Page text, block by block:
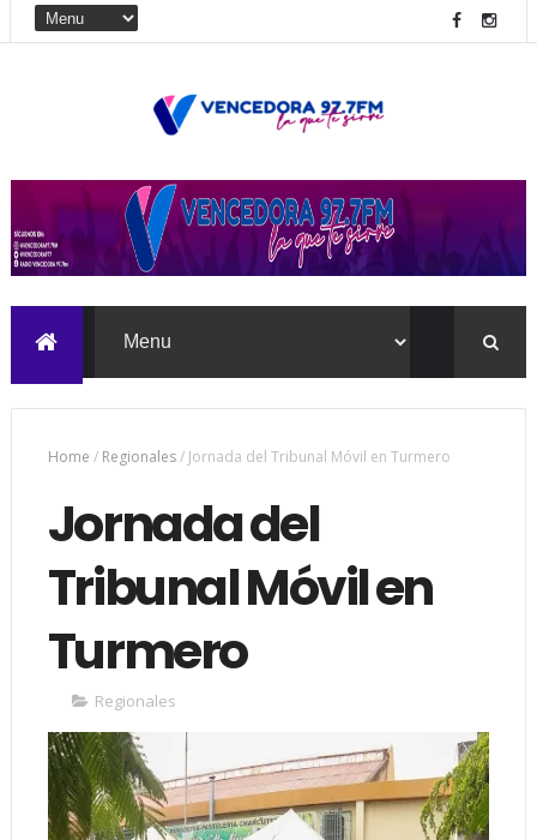
Home / Regionales/ Jornada del Tribunal Móvil en Turmero
Jornada del
Tribunal Móvil en
Turmero
Regionales